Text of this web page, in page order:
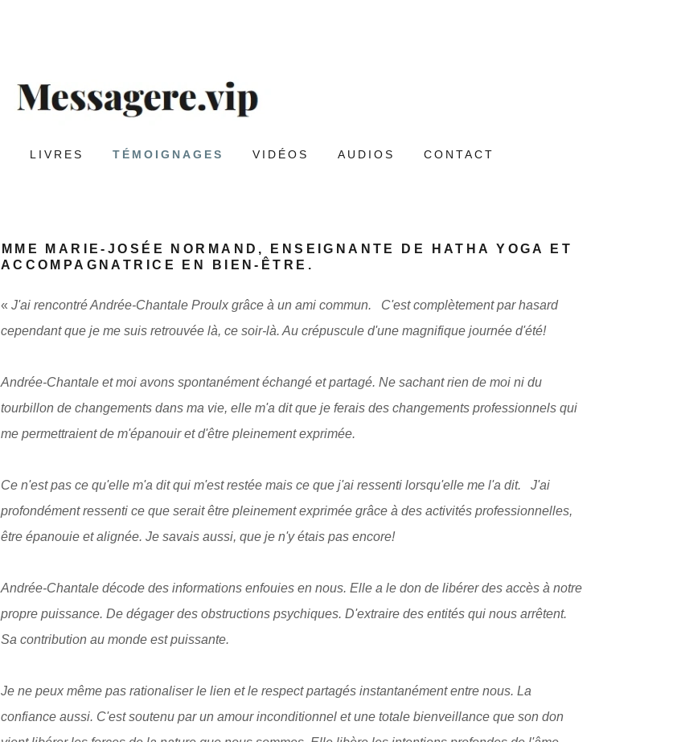
LIVRES TÉMOIGNAGES VIDÉOS AUDIOS CONTACT
MME MARIE-JOSÉE NORMAND, ENSEIGNANTE DE HATHA YOGA ET
ACCOMPAGNATRICE EN BIEN-ÊTRE.
« J'ai rencontré Andrée-Chantale Proulx grâce à un ami commun. C'est complètement par hasard
cependant que je me suis retrouvée là, ce soir-là. Au crépuscule d'une magnifique journée d'été!
Andrée-Chantale et moi avons spontanément échangé et partagé. Ne sachant rien de moi ni du
tourbillon de changements dans ma vie, elle m'a dit que je ferais des changements professionnels qui
me permettraient de m'épanouir et d'être pleinement exprimée.
Ce n'est pas ce qu'elle m'a dit qui m'est restée mais ce que j'ai ressenti lorsqu'elle me l'a dit. J'ai
profondément ressenti ce que serait être pleinement exprimée grâce à des activités professionnelles,
être épanouie et alignée. Je savais aussi, que je n'y étais pas encore!
Andrée-Chantale décode des informations enfouies en nous. Elle a le don de libérer des accès à notre
propre puissance. De dégager des obstructions psychiques. D'extraire des entités qui nous arrêtent.
Sa contribution au monde est puissante.
Je ne peux même pas rationaliser le lien et le respect partagés instantanément entre nous. La
confiance aussi. C'est soutenu par un amour inconditionnel et une totale bienveillance que son don